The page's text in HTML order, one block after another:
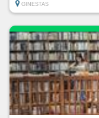
GINESTAS